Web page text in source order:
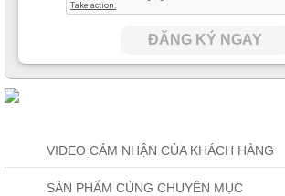
ĐĂNG KÝ NGAY
VIDEO CẢM NHẬN CỦA KHÁCH HÀNG
SẢN PHẨM CÙNG CHUYÊN MỤC